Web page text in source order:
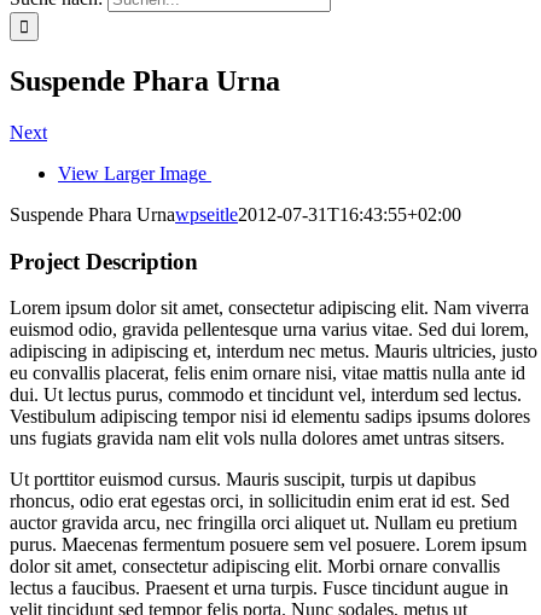
Suspende Phara Urna
Next
View Larger Image
Suspende Phara Urnawpseitle2012-07-31T16:43:55+02:00
Project Description
Lorem ipsum dolor sit amet, consectetur adipiscing elit. Nam viverra
euismod odio, gravida pellentesque urna varius vitae. Sed dui lorem,
adipiscing in adipiscing et, interdum nec metus. Mauris ultricies, justo
eu convallis placerat, felis enim ornare nisi, vitae mattis nulla ante id
dui. Ut lectus purus, commodo et tincidunt vel, interdum sed lectus.
Vestibulum adipiscing tempor nisi id elementu sadips ipsums dolores
uns fugiats gravida nam elit vols nulla dolores amet untras sitsers.
Ut porttitor euismod cursus. Mauris suscipit, turpis ut dapibus
rhoncus, odio erat egestas orci, in sollicitudin enim erat id est. Sed
auctor gravida arcu, nec fringilla orci aliquet ut. Nullam eu pretium
purus. Maecenas fermentum posuere sem vel posuere. Lorem ipsum
dolor sit amet, consectetur adipiscing elit. Morbi ornare convallis
lectus a faucibus. Praesent et urna turpis. Fusce tincidunt augue in
velit tincidunt sed tempor felis porta. Nunc sodales, metus ut